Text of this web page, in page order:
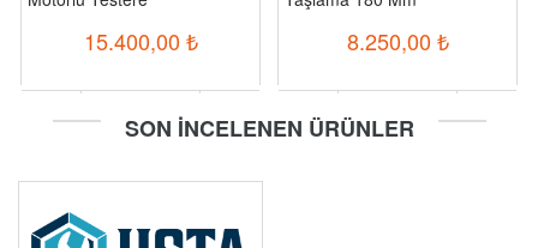
15.400,00 ₺ 8.250,00 ₺
SON İNCELENEN ÜRÜNLER